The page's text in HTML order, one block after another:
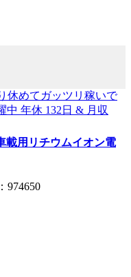
用リチウムイオン電
974650